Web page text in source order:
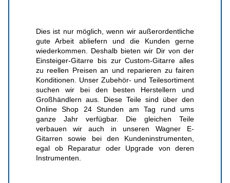
Dies ist nur möglich, wenn wir außerordentliche
gute Arbeit abliefern und die Kunden gerne
wiederkommen. Deshalb bieten wir Dir von der
Einsteiger-Gitarre bis zur Custom-Gitarre alles
zu reellen Preisen an und reparieren zu fairen
Konditionen. Unser Zubehör- und Teilesortiment
suchen wir bei den besten Herstellern und
Großhändlern aus. Diese Teile sind über den
Online Shop 24 Stunden am Tag rund ums
ganze Jahr verfügbar. Die gleichen Teile
verbauen wir auch in unseren Wagner E-
Gitarren sowie bei den Kundeninstrumenten,
egal ob Reparatur oder Upgrade von deren
Instrumenten.